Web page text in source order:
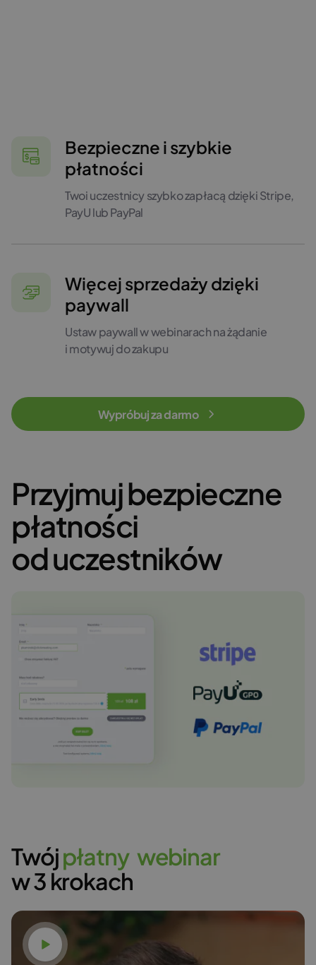
Bezpieczne i szybkie
płatności
Twoi uczestnicy szybko zapłacą dzięki Stripe,
PayU lub PayPal
Więcej sprzedaży dzięki
paywall
Ustaw paywall w webinarach na żądanie
i motywuj do zakupu
Wypróbuj za darmo
Przyjmuj bezpieczne
płatności
od uczestników
Obejrzyj
Twójpłatny webinar
w 3 krokach